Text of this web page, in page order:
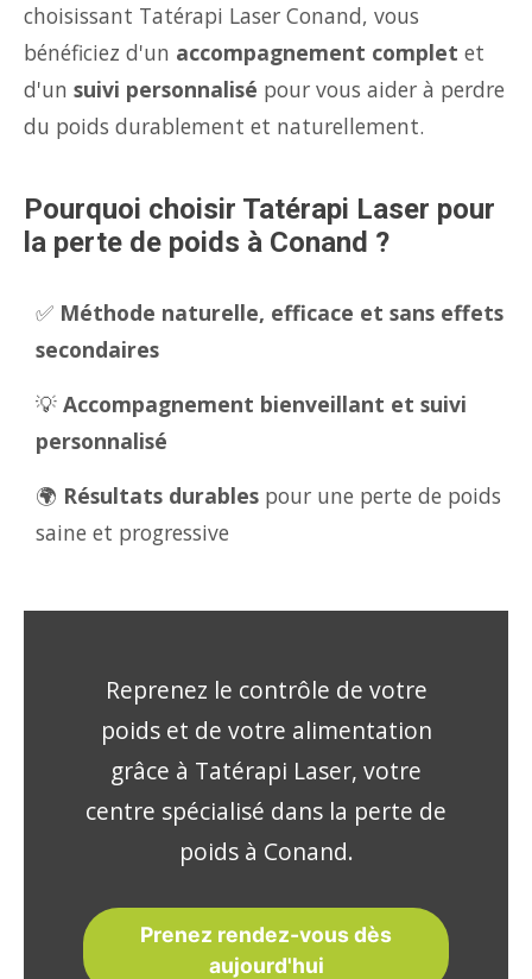
choisissant Tatérapi Laser Conand, vous
bénéficiez d'un accompagnement complet et
d'un suivi personnalisé pour vous aider à perdre
du poids durablement et naturellement.
Pourquoi choisir Tatérapi Laser pour
la perte de poids à Conand ?
✅ Méthode naturelle, efficace et sans effets
secondaires
💡 Accompagnement bienveillant et suivi
personnalisé
🌍 Résultats durables pour une perte de poids
saine et progressive
Reprenez le contrôle de votre
poids et de votre alimentation
grâce à Tatérapi Laser, votre
centre spécialisé dans la perte de
poids à Conand.
Prenez rendez-vous dès
aujourd'hui